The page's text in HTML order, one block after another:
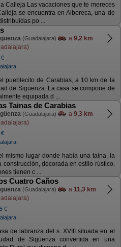
Calleja Las vacaciones que te mereces
se encuentra en Alboreca, una de
po ...
(Guadalajara) a 9,2 km
€
pueblecito de Carabias, a 10 km de la
de Sigüenza. La casa se compone de
equipada d ...
Tainas de Carabias
(Guadalajara) a 9,3 km
€
mismo lugar donde había una taina, la
construcción, decorada en estilo rústico.
tienen c ...
Cuatro Caños
(Guadalajara) a 11,3 km
€
de labranza del s. XVIII situada en el
de Sigüenza convertida en una